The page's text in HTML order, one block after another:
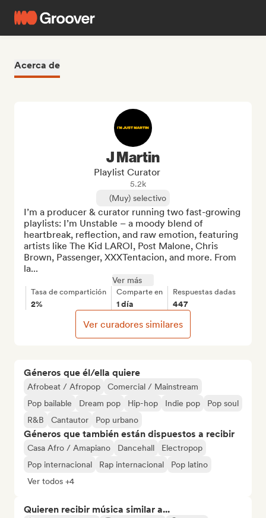
Acerca de
Géneros que él/ella quiere
Afrobeat / Afropop
Comercial / Mainstream
Pop bailable
Dream pop Hip-hop Indie pop
Pop soul
R&B
Cantautor Pop urbano
Géneros que también están dispuestos a recibir
Casa Afro / Amapiano Dancehall
Electropop
Pop internacional
Rap internacional
Pop latino
Ver todos +4
Quieren recibir música similar a...
J Martin
Playlist Curator
5.2k
(Muy) selectivo
I’m a producer & curator running two fast-growing
playlists: I’m Unstable – a moody blend of
heartbreak, reflection, and raw emotion, featuring
artists like The Kid LAROI, Post Malone, Chris
Brown, Passenger, XXXTentacion, and more. From
la...
Ver más
Tasa de compartición
2%
Comparte en
1 día
Respuestas dadas
447
Ver curadores similares